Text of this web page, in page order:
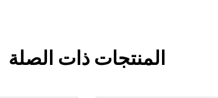
المنتجات ذات الصلة